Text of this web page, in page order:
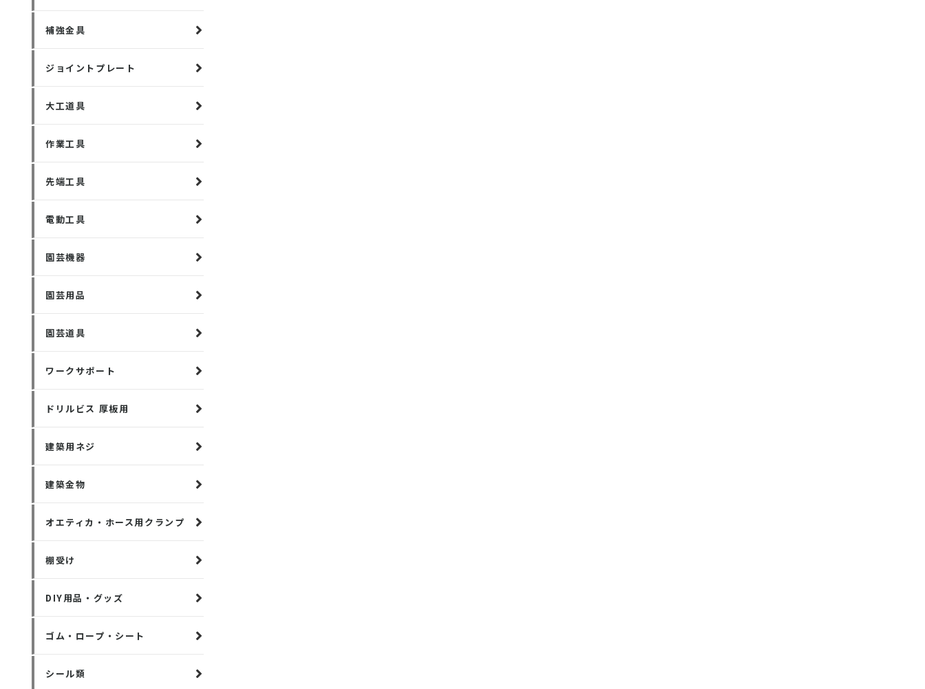
補強金具
ジョイントプレート
大工道具
作業工具
先端工具
電動工具
園芸機器
園芸用品
園芸道具
ワークサポート
ドリルビス 厚板用
建築用ネジ
建築金物
オエティカ・ホース用クランプ
棚受け
DIY用品・グッズ
ゴム・ロープ・シート
シール類